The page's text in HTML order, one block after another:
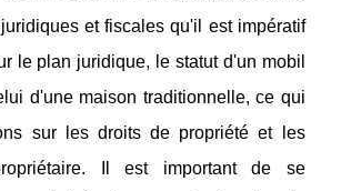
et fiscales qu'il est impératif
le plan juridique, le statut d'un mobil
d'une maison traditionnelle, ce qui
sur les droits de propriété et les
Il est important de se